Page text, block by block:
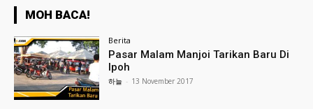
MOH BACA!
Berita
Pasar Malam Manjoi Tarikan Baru Di
Ipoh
하늘 - 13 November 2017